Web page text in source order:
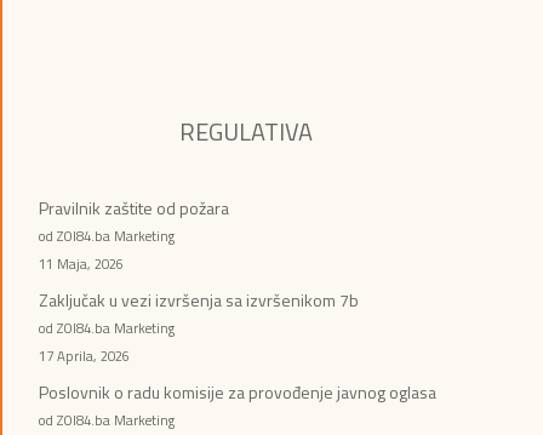
REGULATIVA
Pravilnik zaštite od požara
od ZOI84.ba Marketing
11 Maja, 2026
Zaključak u vezi izvršenja sa izvršenikom 7b
od ZOI84.ba Marketing
17 Aprila, 2026
Poslovnik o radu komisije za provođenje javnog oglasa
od ZOI84.ba Marketing